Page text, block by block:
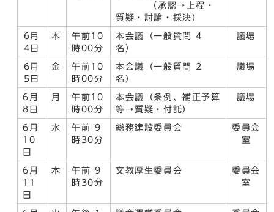
（承認→上程・
質疑・討論・採決）
6月
4日
木
午前10
時00分
本会議（一般質問 4
名）
議場
6月
5日
金
午前10
時00分
本会議（一般質問 2
名）
議場
6月
8日
月
午前10
時00分
本会議（条例、補正予算
等→質疑・付託）
議場
6月
10
日
水
午前 9
時30分
総務建設委員会
委員会
室
6月
11
日
木
午前 9
時30分
文教厚生委員会
委員会
室